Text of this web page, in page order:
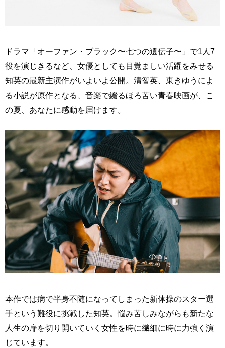
ドラマ「オーファン・ブラック〜七つの遺伝子〜」で1人7
役を演じきるなど、女優としても目覚ましい活躍をみせる
知英の最新主演作がいよいよ公開。清智英、東きゆうによ
る小説が原作となる、音楽で綴るほろ苦い青春映画が、こ
の夏、あなたに感動を届けます。
本作では病で半身不随になってしまった新体操のスター選
手という難役に挑戦した知英。悩み苦しみながらも新たな
人生の扉を切り開いていく女性を時に繊細に時に力強く演
じています。